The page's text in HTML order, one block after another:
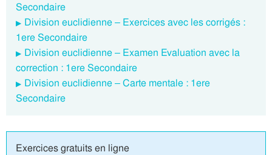
Secondaire
Division euclidienne – Exercices avec les corrigés :
1ere Secondaire
Division euclidienne – Examen Evaluation avec la
correction : 1ere Secondaire
Division euclidienne – Carte mentale : 1ere
Secondaire
Exercices gratuits en ligne